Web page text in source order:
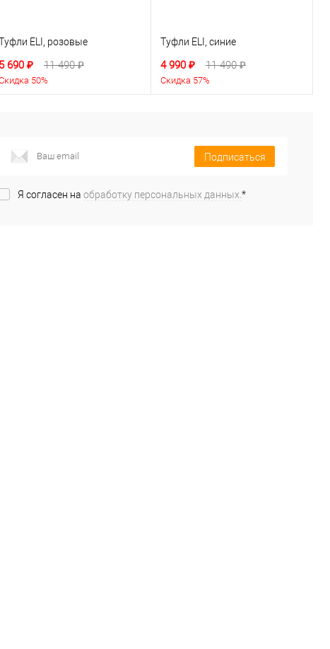
ELI, розовые
5 690 ₽ 11 490 ₽
50%
Туфли ELI, синие
4 990 ₽ 11 490 ₽
Скидка 57%
Подписаться
Я согласен на обработку персональных данных.*